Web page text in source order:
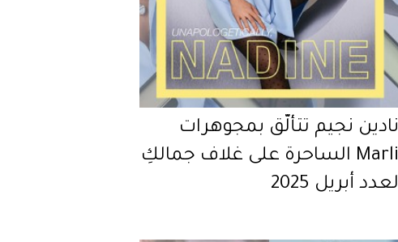
نادين نجيم تتألّق بمجوهرات
Marli الساحرة على غلاف جمالكِ
لعدد أبريل 2025